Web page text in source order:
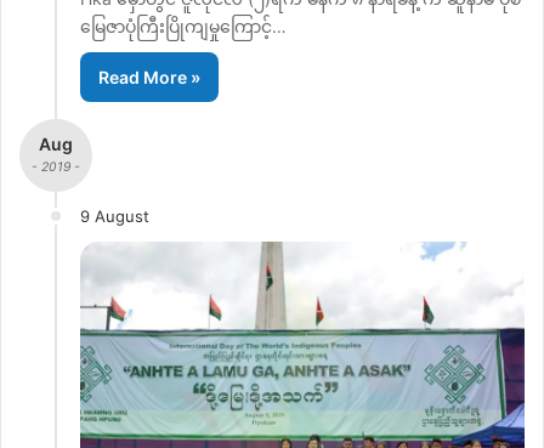
မြေဇာပုံကြီးပြိုကျမှုကြောင့်…
Read More »
Aug
- 2019 -
9 August